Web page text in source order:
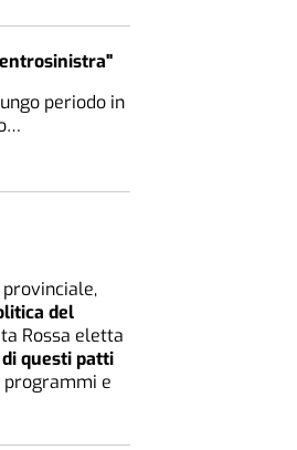
periodo in
del
Rossa eletta
questi patti
programmi e